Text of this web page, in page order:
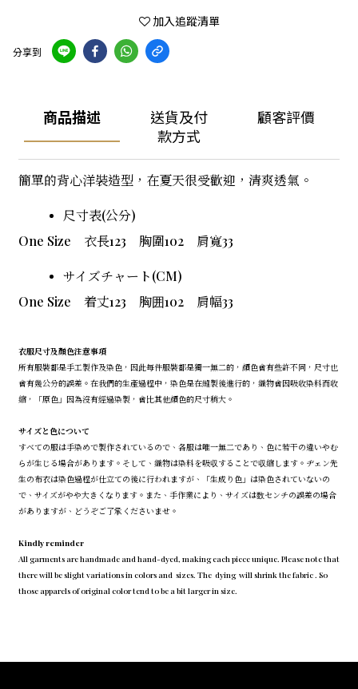
加入追蹤清單
分享到
商品描述
送貨及付
款方式
顧客評價
簡單的背心洋裝造型，在夏天很受歡迎，清爽透氣。
尺寸表(公分)
One Size 衣長123 胸圍102 肩寬33
サイズチャート(CM)
One Size 着丈123 胸囲102 肩幅33
衣服尺寸及顏色注意事項
所有服裝都是手工製作及染色，因此每件服裝都是獨一無二的，顏色會有些許不同，尺寸也
會有幾公分的誤差。在我們的生產過程中，染色是在縫製後進行的，織物會因吸收染料而收
縮，「原色」因為沒有經過染製，會比其他顏色的尺寸稍大。
サイズと色について
すべての服は手染めで製作されているので、各服は唯一無二であり、色に若干の違いやむ
らが生じる場合があります。そして、織物は染料を吸収することで収縮します。ヂェン先
生の布衣は染色過程が仕立ての後に行われますが、「生成り色」は染色されていないの
で、サイズがやや大きくなります。また、手作業により、サイズは数センチの誤差の場合
がありますが、どうぞご了承くださいませ。
Kindly reminder
All garments are handmade and hand-dyed, making each piece unique. Please note that
there will be slight variations in colors and sizes. The dying will shrink the fabric . So
those apparels of original color tend to be a bit larger in size.